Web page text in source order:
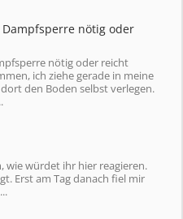
nötig oder
nötig oder reicht
ich ziehe gerade in meine
den Boden selbst verlegen.
wie würdet ihr hier reagieren.
Erst am Tag danach fiel mir